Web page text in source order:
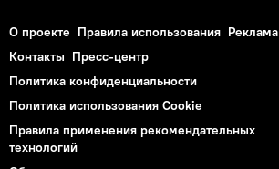
О проекте Правила использования Реклама
Контакты Пресс-центр
Политика конфиденциальности
Политика использования Cookie
Правила применения рекомендательных
технологий